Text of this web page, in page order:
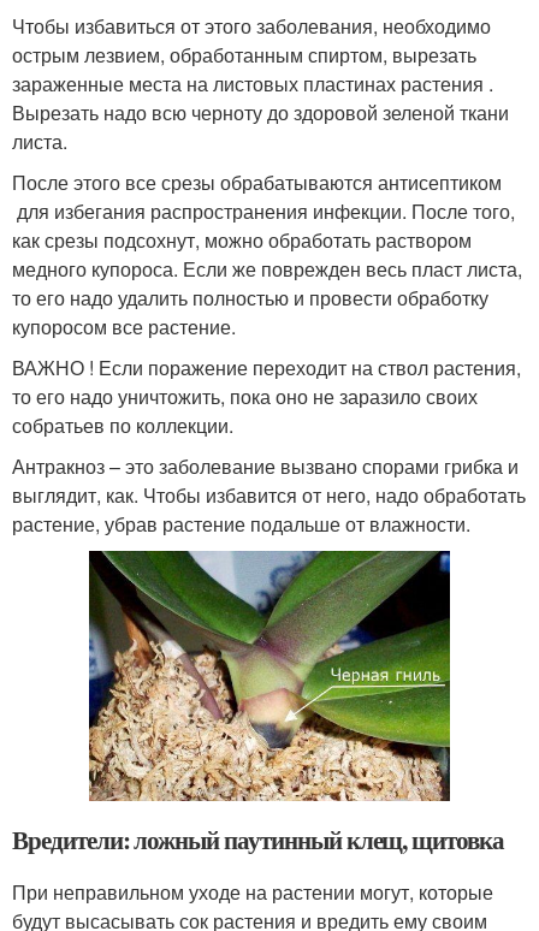
Чтобы избавиться от этого заболевания, необходимо
острым лезвием, обработанным спиртом, вырезать
зараженные места на листовых пластинах растения .
Вырезать надо всю черноту до здоровой зеленой ткани
листа.
После этого все срезы обрабатываются антисептиком
для избегания распространения инфекции. После того,
как срезы подсохнут, можно обработать раствором
медного купороса. Если же поврежден весь пласт листа,
то его надо удалить полностью и провести обработку
купоросом все растение.
ВАЖНО ! Если поражение переходит на ствол растения,
то его надо уничтожить, пока оно не заразило своих
собратьев по коллекции.
Антракноз – это заболевание вызвано спорами грибка и
выглядит, как. Чтобы избавится от него, надо обработать
растение, убрав растение подальше от влажности.
Вредители: ложный паутинный клещ, щитовка
При неправильном уходе на растении могут, которые
будут высасывать сок растения и вредить ему своим